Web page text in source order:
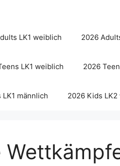
LK1 weiblich 2026
LK1 weiblich 2026
männlich 2026 Kids